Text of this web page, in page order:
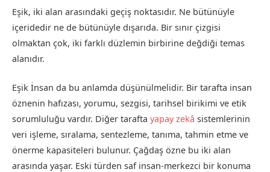
Eşik, iki alan arasındaki geçiş noktasıdır. Ne bütünüyle
içeridedir ne de bütünüyle dışarıda. Bir sınır çizgisi
olmaktan çok, iki farklı düzlemin birbirine değdiği temas
alanıdır.
Eşik İnsan da bu anlamda düşünülmelidir. Bir tarafta insan
öznenin hafızası, yorumu, sezgisi, tarihsel birikimi ve etik
sorumluluğu vardır. Diğer tarafta yapay zekâ sistemlerinin
veri işleme, sıralama, sentezleme, tanıma, tahmin etme ve
önerme kapasiteleri bulunur. Çağdaş özne bu iki alan
arasında yaşar. Eski türden saf insan-merkezci bir konuma